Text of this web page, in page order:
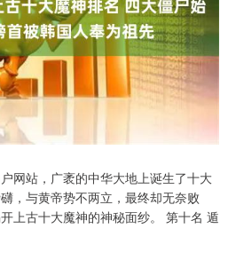
网站，广袤的中华大地上诞生了十大
，与黄帝势不两立，最终却无奈败
上古十大魔神的神秘面纱。 第十名 遁